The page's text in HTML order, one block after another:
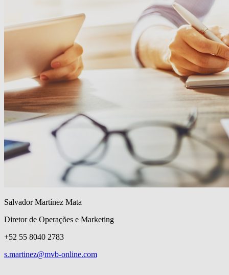
Salvador Martínez Mata
Diretor de Operações e Marketing
+52 55 8040 2783
s.martinez@mvb-online.com